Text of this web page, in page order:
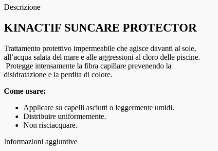
Descrizione
KINACTIF SUNCARE PROTECTOR
Trattamento protettivo impermeabile che agisce davanti al sole,
all’acqua salata del mare e alle aggressioni al cloro delle piscine.
Protegge intensamente la fibra capillare prevenendo la
disidratazione e la perdita di colore.
Come usare:
Applicare su capelli asciutti o leggermente umidi.
Distribuire uniformemente.
Non risciacquare.
Informazioni aggiuntive